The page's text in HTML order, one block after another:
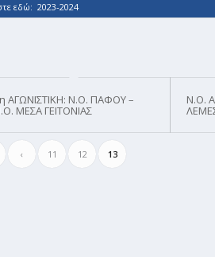
εδώ: 2023-2024
ΑΓΩΝΙΣΤΙΚΗ: Ν.Ο. ΠΑΦΟΥ –
ΜΕΣΑ ΓΕΙΤΟΝΙΑΣ
Ν.Ο.
‹ 11 12 13